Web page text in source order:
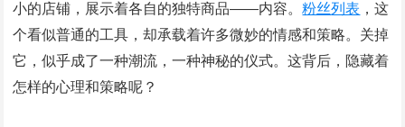
小的店铺，展示着各自的独特商品——内容。粉丝列表 ，这
个看似普通的工具，却承载着许多微妙的情感和策略。关掉
它，似乎成了一种潮流，一种神秘的仪式。这背后，隐藏着
怎样的心理和策略呢？